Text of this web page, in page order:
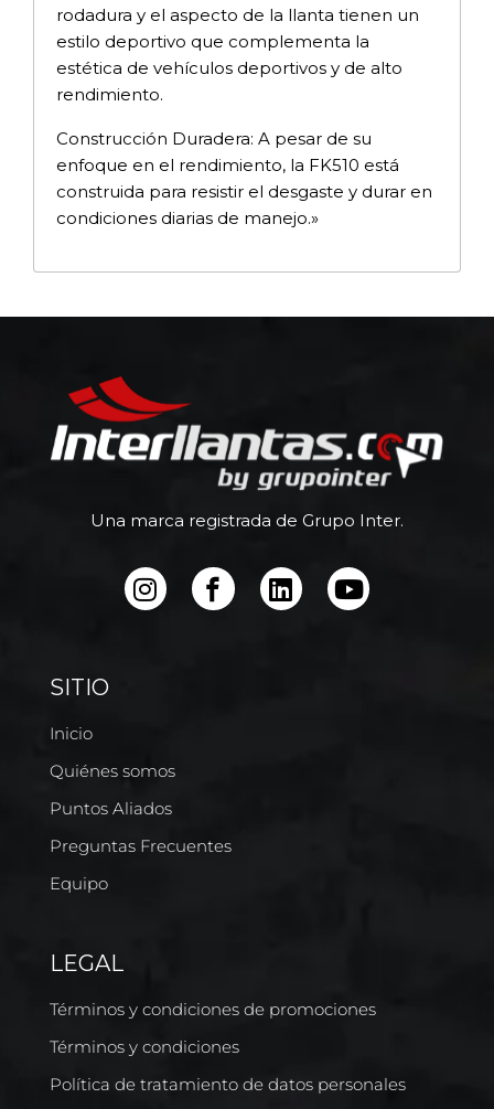
rodadura y el aspecto de la llanta tienen un
estilo deportivo que complementa la
estética de vehículos deportivos y de alto
rendimiento.
Construcción Duradera: A pesar de su
enfoque en el rendimiento, la FK510 está
construida para resistir el desgaste y durar en
condiciones diarias de manejo.»
Una marca registrada de Grupo Inter.
SITIO
Inicio
Quiénes somos
Puntos Aliados
Preguntas Frecuentes
Equipo
LEGAL
Términos y condiciones de promociones
Términos y condiciones
Política de tratamiento de datos personales